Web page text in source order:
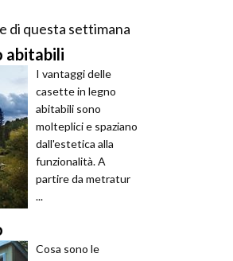
di questa settimana
abitabili
I vantaggi delle
casette in legno
abitabili sono
molteplici e spaziano
dall'estetica alla
funzionalità. A
partire da metratur
...
Cosa sono le